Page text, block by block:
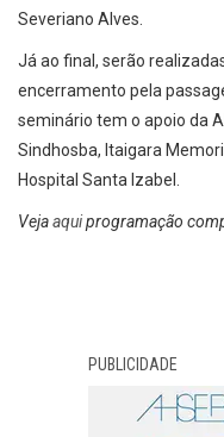
Severiano Alves.
Já ao final, serão
encerramento pela
seminário tem o apoio da
Sindhosba, Itaigara
Hospital Santa Izabel.
Vejaaquiprogramação
PUBLICIDADE